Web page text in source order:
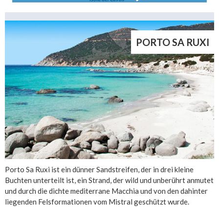
PORTO SA RUXI
Porto Sa Ruxi ist ein dünner Sandstreifen, der in drei kleine
Buchten unterteilt ist, ein Strand, der wild und unberührt anmutet
und durch die dichte mediterrane Macchia und von den dahinter
liegenden Felsformationen vom Mistral geschützt wurde.